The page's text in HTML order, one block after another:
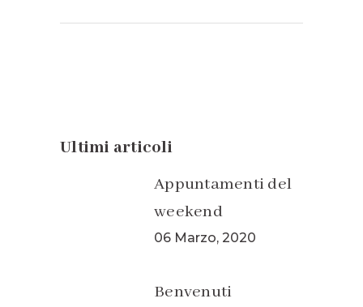
Ultimi articoli
Appuntamenti del
weekend
06 Marzo, 2020
Benvenuti